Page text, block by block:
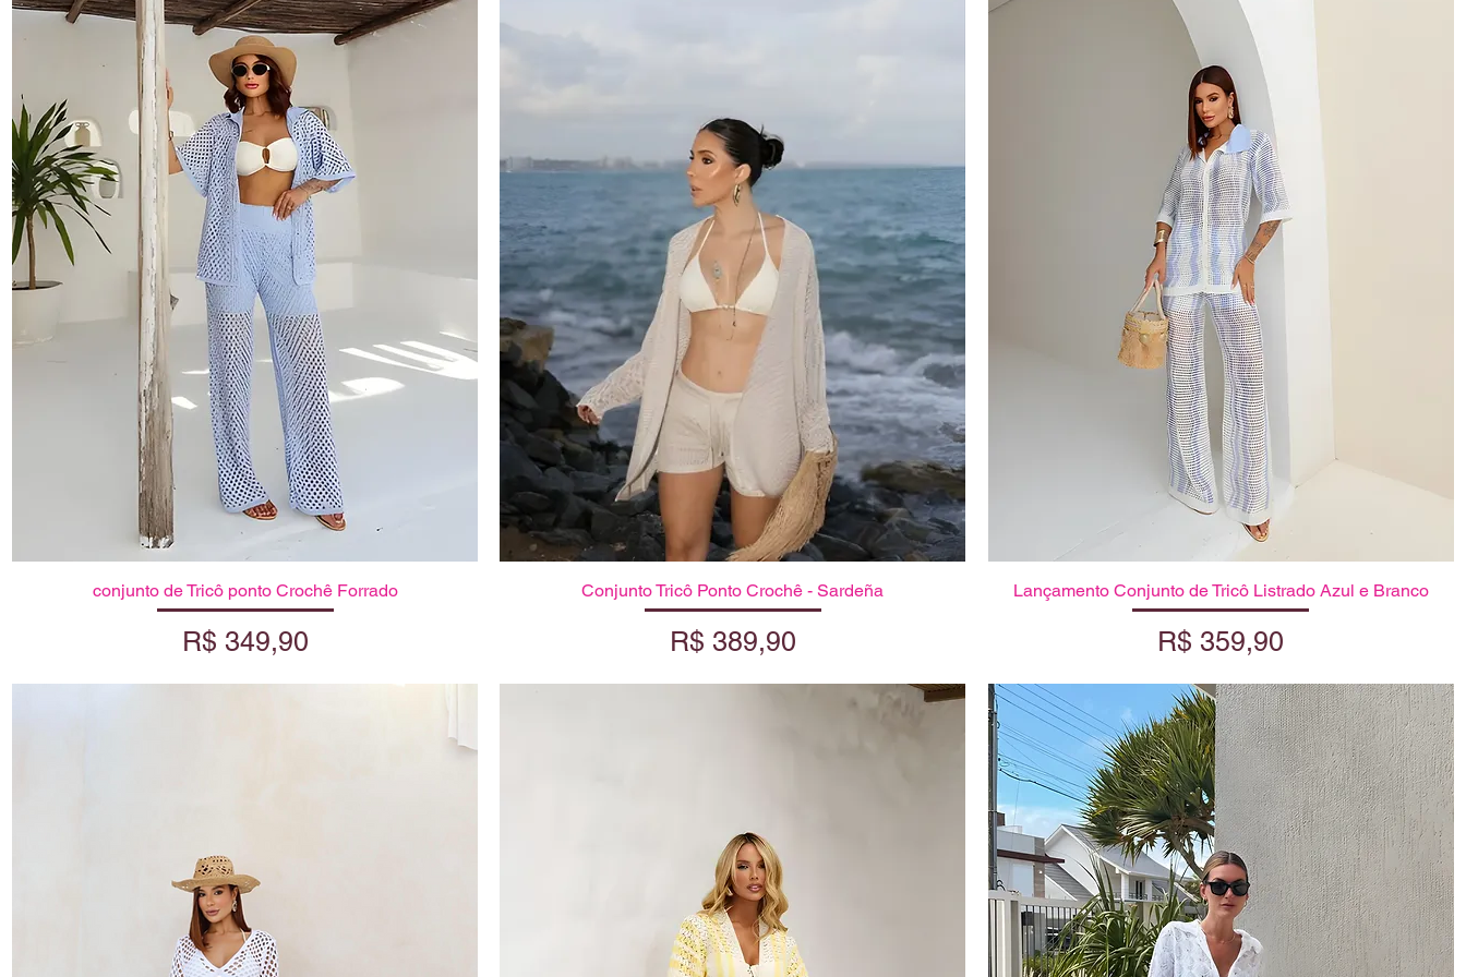
Visualização rápida
conjunto de Tricô ponto Crochê Forrado
Preço
R$ 349,90
Visualização rápida
Conjunto Tricô Ponto Crochê - Sardeña
Preço
R$ 389,90
Visualização rápida
Lançamento Conjunto de Tricô Listrado Azul e Branco
Preço
R$ 359,90